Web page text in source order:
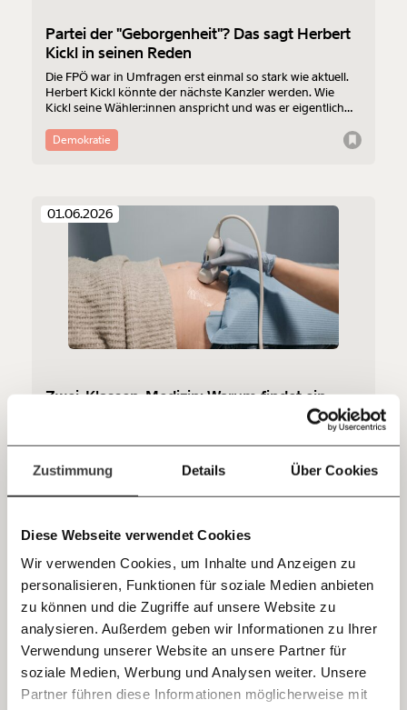
Zustimmung Details Über Cookies
Diese Webseite verwendet Cookies
Wir verwenden Cookies, um Inhalte und Anzeigen zu
personalisieren, Funktionen für soziale Medien anbieten
zu können und die Zugriffe auf unsere Website zu
analysieren. Außerdem geben wir Informationen zu Ihrer
Verwendung unserer Website an unsere Partner für
soziale Medien, Werbung und Analysen weiter. Unsere
Partner führen diese Informationen möglicherweise mit
Immer auf dem Laufenden
bleiben mit unseren gratis
E-Mail-Newslettern!
Veränderung
beginnt mit Dir!
WerdeFördermitgliedund wir können gemeinsam
unsere Wirtschaft so gestalten, dass sie für alle
funktioniert. Unsere Recherchen sind für alle frei im
Netz. Unabhängig und werbefrei. Und das wird auch
so bleiben. Kämpf’ mit uns für den Fortschritt und
unterstütze uns mit Deinem Mitgliedsbeitrag.
Du überweist lieber direkt?
Hier unsere IBAN: AT34 4300 0498 0007 6017
sozialen Fortschritt
Jetzt
einfach
teilen.
E-Mail
Whatsapp
Partei der "Geborgenheit"? Das sagt Herbert
Kickl in seinen Reden
Die FPÖ war in Umfragen erst einmal so stark wie aktuell.
Herbert Kickl könnte der nächste Kanzler werden. Wie
Kickl seine Wähler:innen anspricht und was er eigentlich
angehört.
Demokratie
01.06.2026
Zwei-Klassen-Medizin: Warum findet ein
Wiener Gynäkologe mit Kassenvertrag keine
Ein Wiener Gynäkologe mit Kassenordination geht in
Pension - und findet monatelang niemanden als
13.04.2026
Ping-Pong zwischen FPÖ und
Problemmedien: So funktioniert das
Zusammenspiel
Die FPÖ braucht ihre eigene Medien-Parallelwelt eigentlich
nicht mehr. Österreichische Problemmedien wie “Heute”,